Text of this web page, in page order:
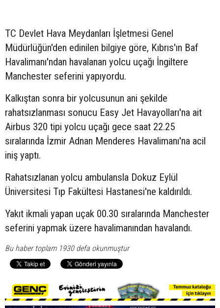
TC Devlet Hava Meydanları İşletmesi Genel
Müdürlüğün'den edinilen bilgiye göre, Kıbrıs'ın Baf
Havalimanı'ndan havalanan yolcu uçağı İngiltere
Manchester seferini yapıyordu.
Kalkıştan sonra bir yolcusunun ani şekilde
rahatsızlanması sonucu Easy Jet Havayolları'na ait
Airbus 320 tipi yolcu uçağı gece saat 22.25
sıralarında İzmir Adnan Menderes Havalimanı'na acil
iniş yaptı.
Rahatsızlanan yolcu ambulansla Dokuz Eylül
Üniversitesi Tıp Fakültesi Hastanesi'ne kaldırıldı.
Yakıt ikmali yapan uçak 00.30 sıralarında Manchester
seferini yapmak üzere havalimanından havalandı.
Bu haber toplam 1930 defa okunmuştur